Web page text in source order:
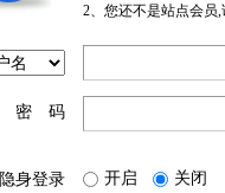
2、您还不是站点会员
密 码
隐身登录 开启 关闭